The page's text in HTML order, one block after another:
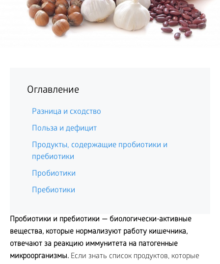
Оглавление
Разница и сходство
Польза и дефицит
Продукты, содержащие пробиотики и
пребиотики
Пробиотики
Пребиотики
Пробиотики и пребиотики — биологически-активные
вещества, которые нормализуют работу кишечника,
отвечают за реакцию иммунитета на патогенные
микроорганизмы. Если знать список продуктов, которые